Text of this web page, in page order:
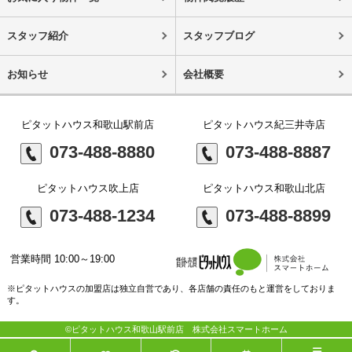
スタッフ紹介 スタッフブログ
お知らせ 会社概要
ピタットハウス和歌山駅前店
073-488-8880
ピタットハウス紀三井寺店
073-488-8887
ピタットハウス吹上店
073-488-1234
ピタットハウス和歌山北店
073-488-8899
営業時間 10:00～19:00
※ピタットハウスの加盟店は独立自営であり、各店舗の責任のもと運営をしておりま
す。
©ピタットハウス和歌山駅前店 株式会社スマートホーム